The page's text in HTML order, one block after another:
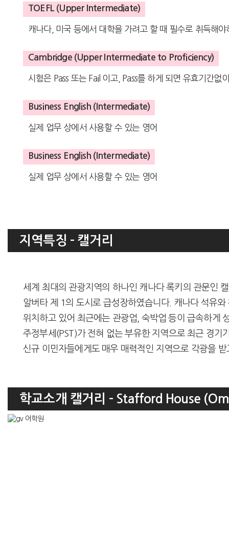
TOEFL (Upper Intermediate)
캐나다, 미국 등에서 대학을 가려고 할 때 필수로 취득해야
Cambridge (Upper Intermediate to Proficiency)
시험은 Pass 또는 Fail 이고, Pass를 하게 되면 유효기간없
Business English (Intermediate)
실제 업무 상에서 사용할 수 있는 영어
Business English (Intermediate)
실제 업무 상에서 사용할 수 있는 영어
지역특징 - 캘거리
세계 최대의 관광지역의 하나인 캐나다 록키의 관문인
알버타 제 1의 도시로 급성장하였습니다. 캐나다 석유
위치하고 있어 최근에는 관광업, 숙박업 등이 급속하게
주정부세(PST)가 전혀 없는 부유한 지역으로 최근 경
신규 이민자들에게도 매우 매력적인 지역으로 각광을 받
학교소개 캘거리 - Stafford House